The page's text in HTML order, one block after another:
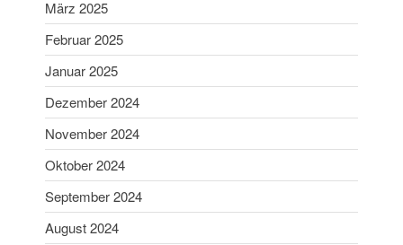
August 2021
Juli 2021
Juni 2021
März 2025
Februar 2025
Januar 2025
Dezember 2024
November 2024
Oktober 2024
September 2024
August 2024